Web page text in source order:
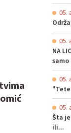
05.
05.
NA
05.
05.
Šta
ili...